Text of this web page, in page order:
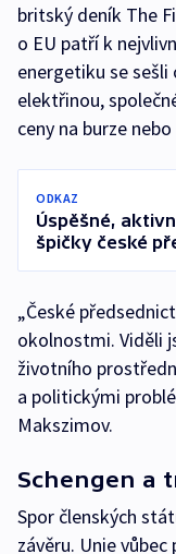
britský deník The
o EU patří k
energetiku se
elektřinou,
ceny na burze
ODKAZ
Úspěšné,
špičky české
„České
okolnostmi. Viděli
životního
a politickými
Makszimov.
Schengen a
Spor členských
závěru. Unie